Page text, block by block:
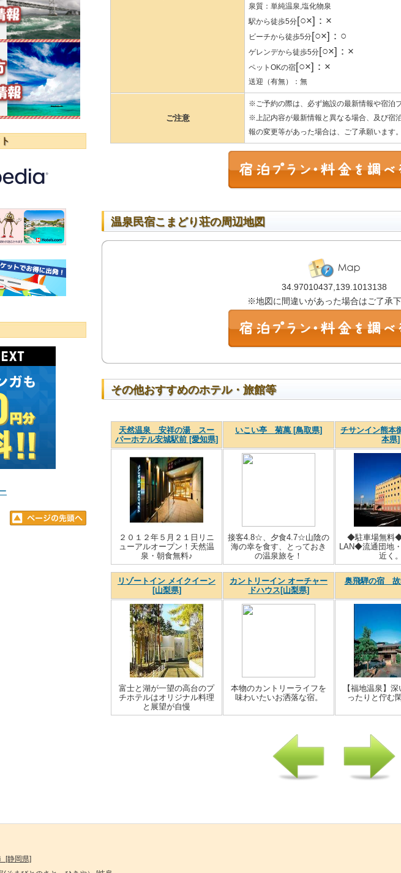
泉質：単純温泉,塩化物泉
駅から徒歩5分[○×]：×
ビーチから徒歩5分[○×]：○
ゲレンデから徒歩5分[○×]：×
ペットOKの宿[○×]：×
送迎（有無）：無
ご注意
※ご予約の際は、必ず施設の最新情報や宿泊
※上記内容が最新情報と異なる場合、及び宿
報の変更等があった場合は、ご了承願います。
温泉民宿こまどり荘の周辺地図
34.97010437,139.1013138
※地図に間違いがあった場合はご了承
その他おすすめのホテル・旅館等
天然温泉 安祥の湯 スー
パーホテル安城駅前 [愛知県]
いこい亭 菊萬 [鳥取県]
チサンイン熊本
本県]
２０１２年５月２１日リニ
ューアルオープン！天然温
泉・朝食無料♪
接客4.8☆、夕食4.7☆山陰の
海の幸を食す、とっておき
の温泉旅を！
◆駐車場無料
LAN◆流通団地
近く。
リゾートイン メイクイーン
[山梨県]
カントリーイン オーチャー
ドハウス[山梨県]
奥飛騨の宿 故
富士と湖が一望の高台のプ
チホテルはオリジナル料理
と展望が自慢
本物のカントリーライフを
味わいたいお洒落な宿。
【福地温泉】
ったりと佇む
[静岡県]